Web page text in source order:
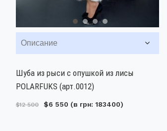
Описание
Шуба из рыси с опушкой из лисы
POLARFUKS (арт.0012)
$12 500 $6 550 (в грн: 183400)